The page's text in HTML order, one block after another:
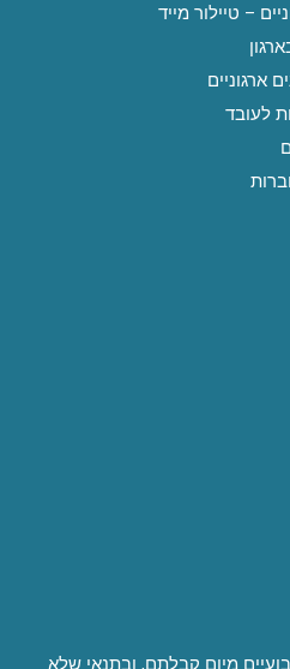
– טיילור מייד
ארגוניים
לעובד
מיום קבלתם, ובתנאי שלא